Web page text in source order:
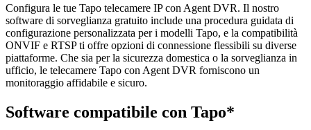
Configura le tue Tapo telecamere IP con Agent DVR. Il nostro
software di sorveglianza gratuito include una procedura guidata di
configurazione personalizzata per i modelli Tapo, e la compatibilità
ONVIF e RTSP ti offre opzioni di connessione flessibili su diverse
piattaforme. Che sia per la sicurezza domestica o la sorveglianza in
ufficio, le telecamere Tapo con Agent DVR forniscono un
monitoraggio affidabile e sicuro.
Software compatibile con Tapo*